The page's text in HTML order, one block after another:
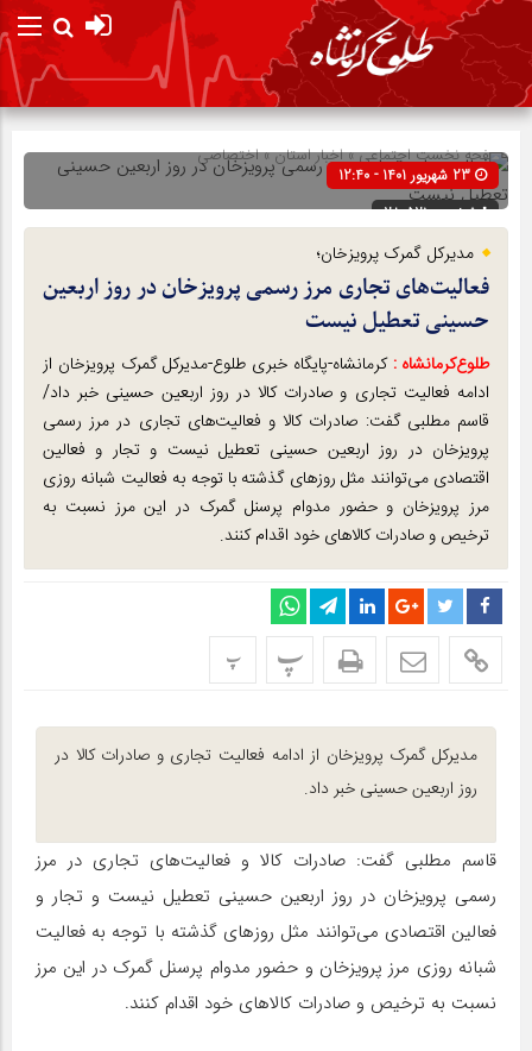
صفحه نخستاجتماعی»اخبار استان»اختصاصی
شناسه : 280521
مدیرکل گمرک پرویزخان؛
فعالیت‌های تجاری مرز رسمی پرویزخان در روز اربعین
حسینی تعطیل نیست
طلوع‌‌کرمانشاه : کرمانشاه-پایگاه خبری طلوع-مدیرکل گمرک پرویزخان از
ادامه فعالیت تجاری و صادرات کالا در روز اربعین حسینی خبر داد/
قاسم مطلبی گفت: صادرات کالا و فعالیت‌های تجاری در مرز رسمی
پرویزخان در روز اربعین حسینی تعطیل نیست و تجار و فعالین
اقتصادی می‌توانند مثل روز‌های گذشته با توجه به فعالیت شبانه روزی
مرز پرویزخان و حضور مدوام پرسنل گمرک در این مرز نسبت به
ترخیص و صادرات کالا‌های خود اقدام کنند.
پ پ
مدیرکل گمرک پرویزخان از ادامه فعالیت تجاری و صادرات کالا در
روز اربعین حسینی خبر داد.
قاسم مطلبی گفت: صادرات کالا و فعالیت‌های تجاری در مرز
رسمی پرویزخان در روز اربعین حسینی تعطیل نیست و تجار و
فعالین اقتصادی می‌توانند مثل روز‌های گذشته با توجه به فعالیت
شبانه روزی مرز پرویزخان و حضور مدوام پرسنل گمرک در این مرز
نسبت به ترخیص و صادرات کالا‌های خود اقدام کنند.